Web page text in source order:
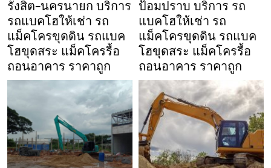
รังสิต-นครนายก บริการ
รถแบคโฮให้เช่า รถ
แม็คโครขุดดิน รถแบค
โฮขุดสระ แม็คโครรื้อ
ถอนอาคาร ราคาถูก
ป้อมปราบ บริการ รถ
แบคโฮให้เช่า รถ
แม็คโครขุดดิน รถแบค
โฮขุดสระ แม็คโครรื้อ
ถอนอาคาร ราคาถูก